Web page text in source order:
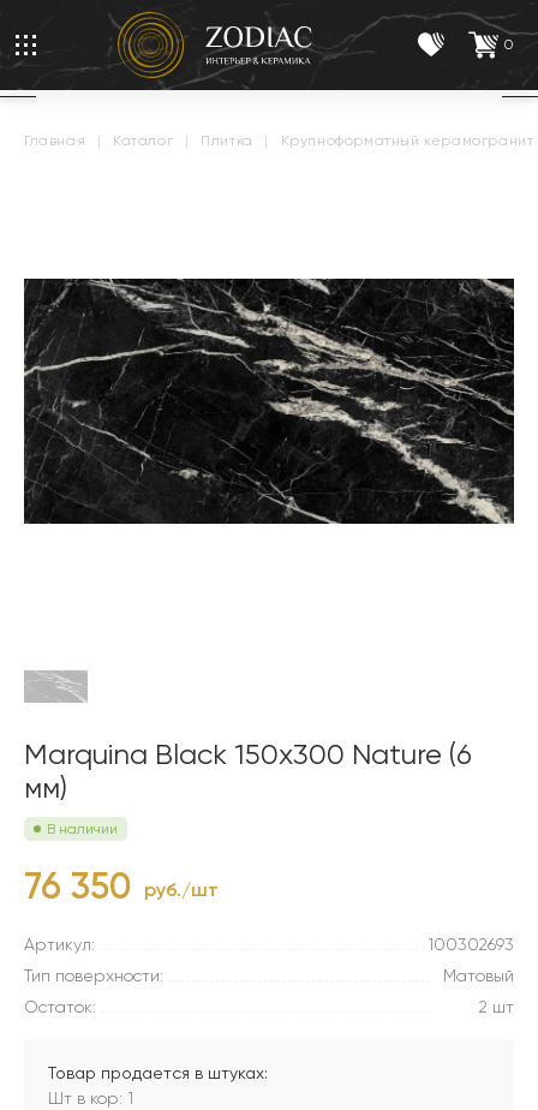
0
главная | каталог | плитка | крупноформатный керамогранит
Marquina Black 150x300 Nature (6
мм)
В наличии
76 350 руб./шт
Артикул:
100302693
Тип поверхности:
Матовый
Остаток:
2 шт
Товар продается в штуках:
Шт в кор: 1